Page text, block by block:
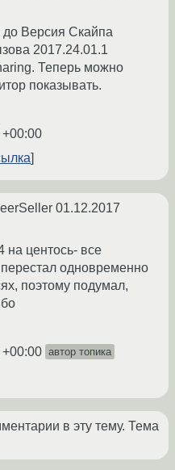
Версия Скайпа
2017.24.01.1
Теперь можно
показывать.
01.12.2017
на центось- все
одновременно
поэтому подумал,
автор топика
в эту тему. Тема